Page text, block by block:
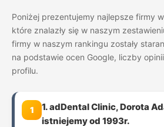
Poniżej prezentujemy najlepsze firmy
które znalazły się w naszym
firmy w naszym rankingu zostały
na podstawie ocen Google, liczby
profilu.
1
1. adDental Clinic, Dorota
istniejemy od 1993r.